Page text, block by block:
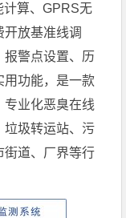
计算、GPRS无
放基准线调
报警点设置、历
用功能，是一款
专业化恶臭在线
垃圾转运站、污
街道、厂界等行